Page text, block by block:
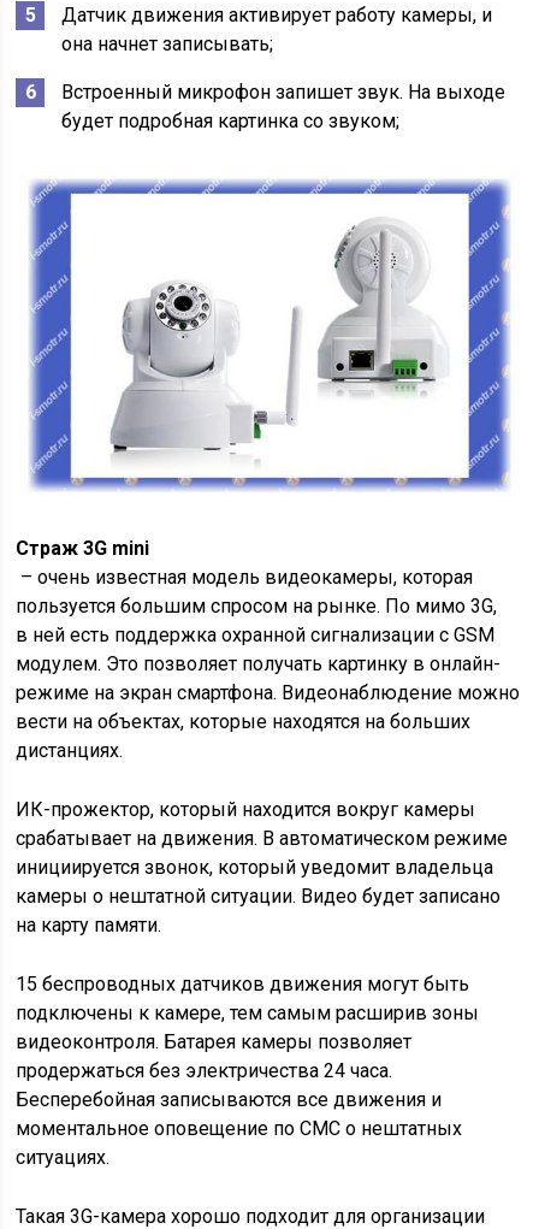
Датчик движения активирует работу камеры, и
она начнет записывать;
Встроенный микрофон запишет звук. На выходе
будет подробная картинка со звуком;
Страж 3G mini
– очень известная модель видеокамеры, которая
пользуется большим спросом на рынке. По мимо 3G,
в ней есть поддержка охранной сигнализации с GSM
модулем. Это позволяет получать картинку в онлайн-
режиме на экран смартфона. Видеонаблюдение можно
вести на объектах, которые находятся на больших
дистанциях.
ИК-прожектор, который находится вокруг камеры
срабатывает на движения. В автоматическом режиме
инициируется звонок, который уведомит владельца
камеры о нештатной ситуации. Видео будет записано
на карту памяти.
15 беспроводных датчиков движения могут быть
подключены к камере, тем самым расширив зоны
видеоконтроля. Батарея камеры позволяет
продержаться без электричества 24 часа.
Бесперебойная записываются все движения и
моментальное оповещение по СМС о нештатных
ситуациях.
Такая 3G-камера хорошо подходит для организации